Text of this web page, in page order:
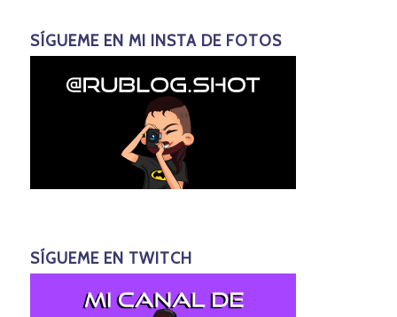
SÍGUEME EN MI INSTA DE FOTOS
SÍGUEME EN TWITCH